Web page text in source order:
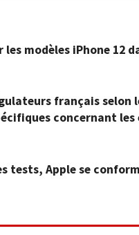
modèles iPhone 12
français selon
concernant les
tests, Apple se